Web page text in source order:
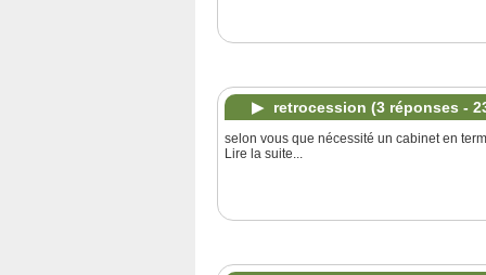
retrocession (3 réponses -
selon vous que nécessité un cabinet en
Lire la suite...